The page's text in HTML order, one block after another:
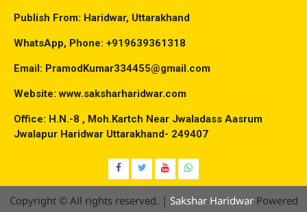
Publish From: Haridwar, Uttarakhand
WhatsApp, Phone: +919639361318
Email: PramodKumar334455@gmail.com
Website: www.saksharharidwar.com
Office: H.N.-8 , Moh.Kartch Near Jwaladass Aasrum
Jwalapur Haridwar Uttarakhand- 249407
Facebook
TwitterYouTubeWhatsap
Copyright © All rights reserved. | Sakshar HaridwarPowered